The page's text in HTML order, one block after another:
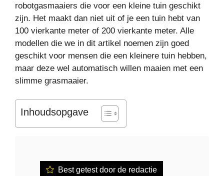
robotgasmaaiers die voor een kleine tuin geschikt
zijn. Het maakt dan niet uit of je een tuin hebt van
100 vierkante meter of 200 vierkante meter. Alle
modellen die we in dit artikel noemen zijn goed
geschikt voor mensen die een kleinere tuin hebben,
maar deze wel automatisch willen maaien met een
slimme grasmaaier.
Inhoudsopgave
Best getest door de redactie